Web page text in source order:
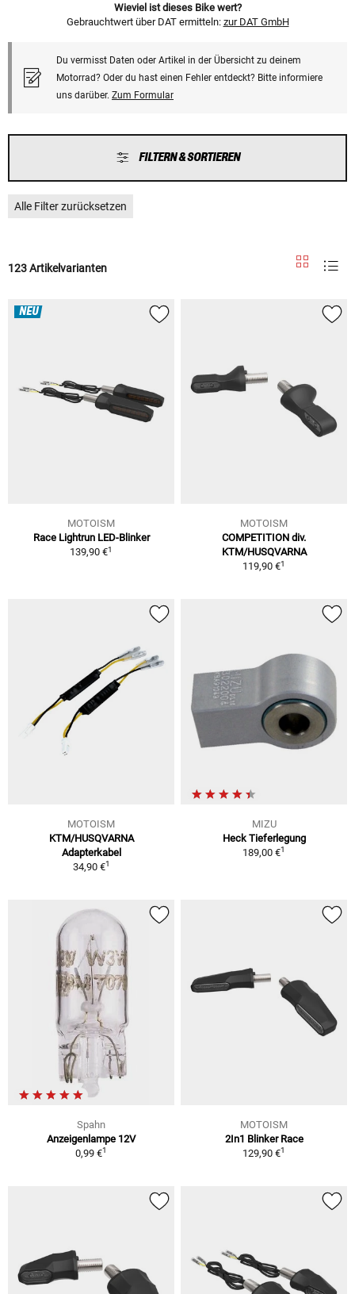
Wieviel ist dieses Bike wert?
Gebrauchtwert über DAT ermitteln: zur DAT GmbH
Du vermisst Daten oder Artikel in der Übersicht zu deinem
Motorrad? Oder du hast einen Fehler entdeckt? Bitte informiere
uns darüber. Zum Formular
FILTERN & SORTIEREN
Alle Filter zurücksetzen
123 Artikelvarianten
NEU
MOTOISM
Race Lightrun LED-Blinker
139,90 €1
MOTOISM
COMPETITION div.
KTM/HUSQVARNA
119,90 €1
MOTOISM
KTM/HUSQVARNA
Adapterkabel
34,90 €1
MIZU
Heck Tieferlegung
189,00 €1
Spahn
Anzeigenlampe 12V
0,99 €1
MOTOISM
2In1 Blinker Race
129,90 €1